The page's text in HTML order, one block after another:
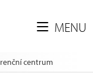
MENU
centrum